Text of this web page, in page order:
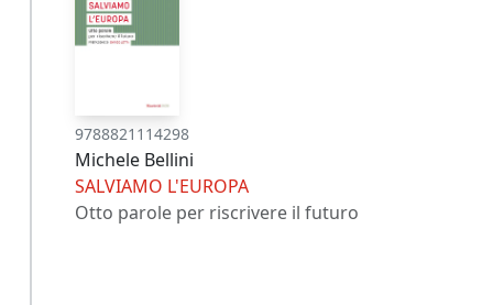
9788821114298
Michele Bellini
SALVIAMO L'EUROPA
Otto parole per riscrivere il futuro